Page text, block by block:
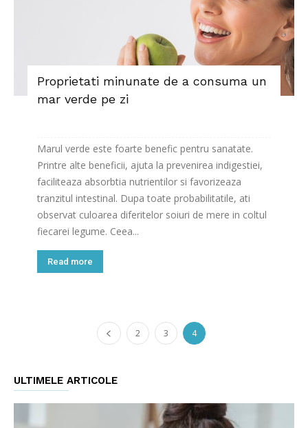
Proprietati minunate de a consuma un
mar verde pe zi
Marul verde este foarte benefic pentru sanatate.
Printre alte beneficii, ajuta la prevenirea indigestiei,
faciliteaza absorbtia nutrientilor si favorizeaza
tranzitul intestinal. Dupa toate probabilitatile, ati
observat culoarea diferitelor soiuri de mere in coltul
fiecarei legume. Ceea...
Read more
2 3 4
ULTIMELE ARTICOLE